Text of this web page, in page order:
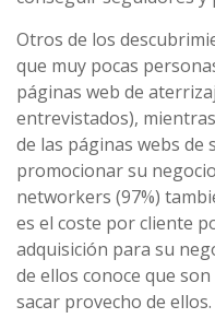
Otros de los
que muy pocas
páginas web de
entrevistados),
de las páginas webs de
promocionar su
networkers (97%)
es el coste por cliente
adquisición para su
de ellos conoce que
sacar provecho de ellos.